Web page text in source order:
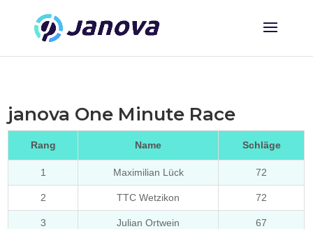
janova One Minute Race
Rang Name Schläge
1 Maximilian Lück 72
2 TTC Wetzikon 72
3 Julian Ortwein 67